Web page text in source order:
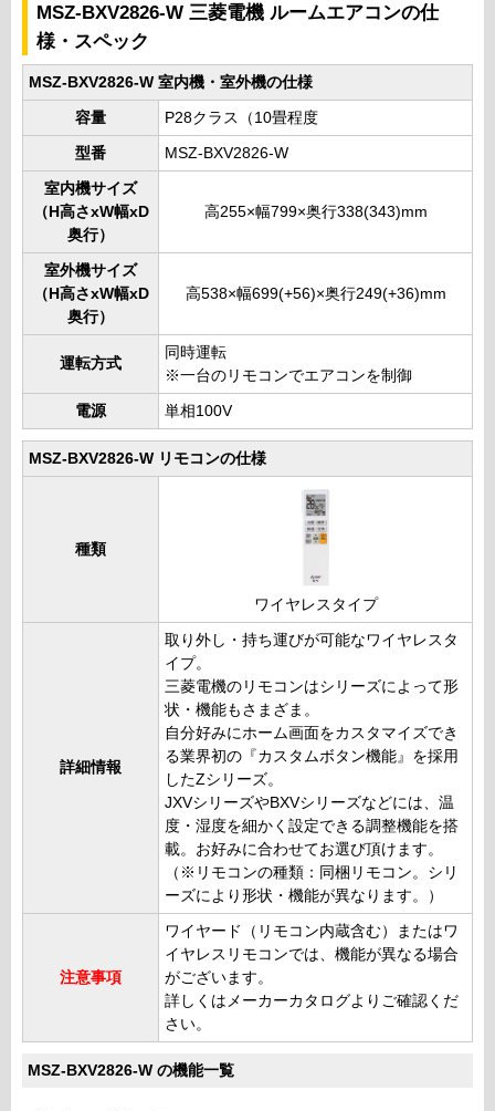
MSZ-BXV2826-W 三菱電機 ルームエアコンの仕
様・スペック
MSZ-BXV2826-W 室内機・室外機の仕様
容量 P28クラス（10畳程度
型番 MSZ-BXV2826-W
室内機サイズ
（H高さxW幅xD
奥行）
高255×幅799×奥行338(343)mm
室外機サイズ
（H高さxW幅xD
奥行）
高538×幅699(+56)×奥行249(+36)mm
運転方式
同時運転
※一台のリモコンでエアコンを制御
電源 単相100V
MSZ-BXV2826-W リモコンの仕様
種類
ワイヤレスタイプ
詳細情報
取り外し・持ち運びが可能なワイヤレスタ
イプ。
三菱電機のリモコンはシリーズによって形
状・機能もさまざま。
自分好みにホーム画面をカスタマイズでき
る業界初の『カスタムボタン機能』を採用
したZシリーズ。
JXVシリーズやBXVシリーズなどには、温
度・湿度を細かく設定できる調整機能を搭
載。お好みに合わせてお選び頂けます。
（※リモコンの種類：同梱リモコン。シリ
ーズにより形状・機能が異なります。）
注意事項
ワイヤード（リモコン内蔵含む）またはワ
イヤレスリモコンでは、機能が異なる場合
がございます。
詳しくはメーカーカタログよりご確認くだ
さい。
MSZ-BXV2826-W の機能一覧